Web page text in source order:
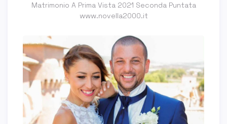
Matrimonio A Prima Vista 2021 Seconda Puntata
www.novella2000.it